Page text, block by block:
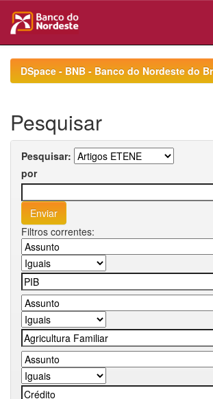
navigationDSpace - BNB - Banco do Nordeste do
Pesquisar
Pesquisar:
por
Filtros correntes: